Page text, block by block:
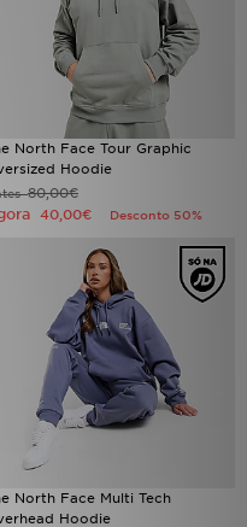
North Face Tour Graphic
Hoodie
80,00€
40,00€ Desconto 50%
North Face Multi Tech
Hoodie